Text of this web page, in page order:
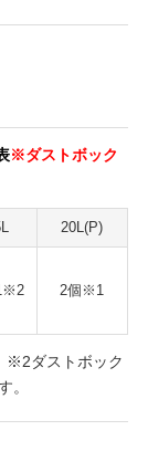
※ダストボック
20L(P)
2個※1
※2ダストボック
。